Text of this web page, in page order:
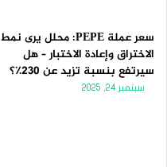
سعر عملة PEPE: محلل يرى نمط
الاختراق وإعادة الاختبار – هل
سيرتفع بنسبة تزيد عن 230٪؟
سبتمبر 24, 2025